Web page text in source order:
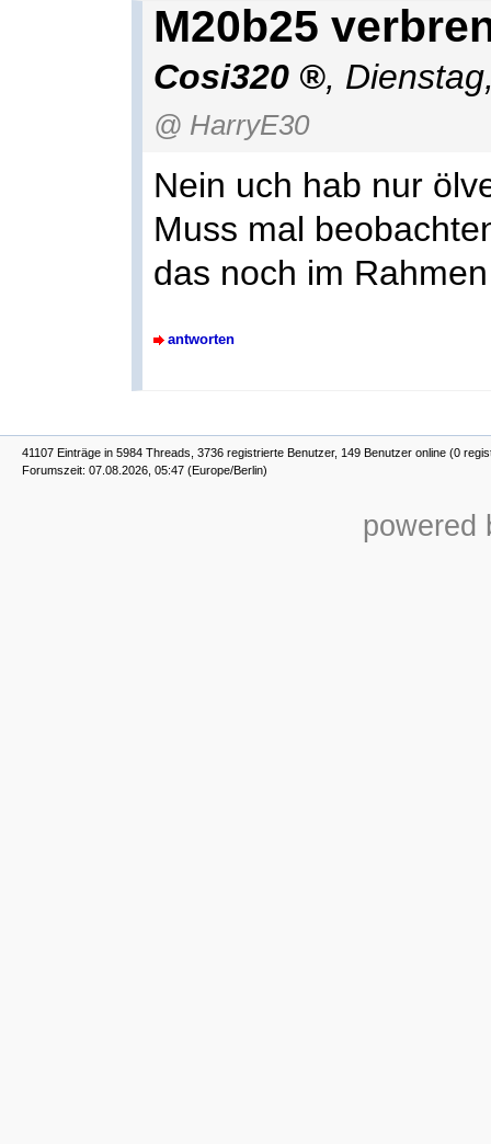
M20b25
Cosi320 ,
@ HarryE30
Nein uch hab nur
Muss mal
das noch im
antworten
41107 Einträge in 5984 Threads, 3736 registrierte Benutzer, 149 Benutzer online (0
Forumszeit: 07.08.2026, 05:47 (Europe/Berlin)
powered